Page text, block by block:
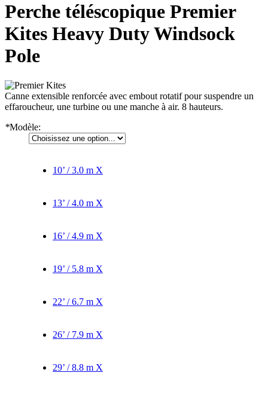
Perche téléscopique Premier
Kites Heavy Duty Windsock
Pole
Canne extensible renforcée avec embout rotatif pour suspendre un
effaroucheur, une turbine ou une manche à air. 8 hauteurs.
*Modèle:
10’ / 3.0 m X
13’ / 4.0 m X
16’ / 4.9 m X
19’ / 5.8 m X
22’ / 6.7 m X
26’ / 7.9 m X
29’ / 8.8 m X